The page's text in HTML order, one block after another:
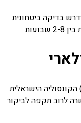
בדיקה ביטחונית
הישראלית
לרוב תקפה לביקור